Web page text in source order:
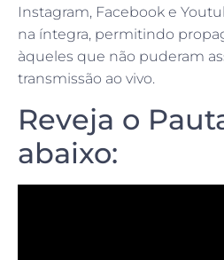
Instagram, Facebook e
na íntegra, permitindo
àqueles que não puderam
transmissão ao vivo.
Reveja o
abaixo: